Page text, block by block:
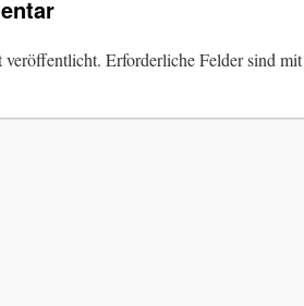
Erforderliche Felder sind mit